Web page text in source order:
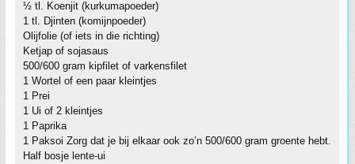
½ tl. Koenjit (kurkumapoeder)
1 tl. Djinten (komijnpoeder)
Olijfolie (of iets in die richting)
Ketjap of sojasaus
500/600 gram kipfilet of varkensfilet
1 Wortel of een paar kleintjes
1 Prei
1 Ui of 2 kleintjes
1 Paprika
1 Paksoi Zorg dat je bij elkaar ook zo’n 500/600 gram groente hebt.
Half bosje lente-ui